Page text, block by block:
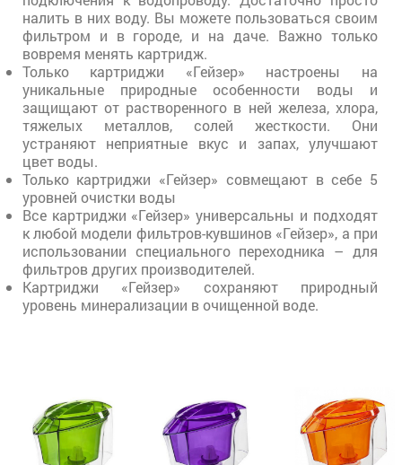
налить в них воду. Вы можете пользоваться своим
фильтром и в городе, и на даче. Важно только
вовремя менять картридж.
Только картриджи «Гейзер» настроены на
уникальные природные особенности воды и
защищают от растворенного в ней железа, хлора,
тяжелых металлов, солей жесткости. Они
устраняют неприятные вкус и запах, улучшают
цвет воды.
Только картриджи «Гейзер» совмещают в себе 5
уровней очистки воды
Все картриджи «Гейзер» универсальны и подходят
к любой модели фильтров-кувшинов «Гейзер», а при
использовании специального переходника – для
фильтров других производителей.
Картриджи «Гейзер» сохраняют природный
уровень минерализации в очищенной воде.